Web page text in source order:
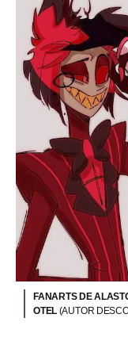
FANARTS DE
OTEL (AUTOR